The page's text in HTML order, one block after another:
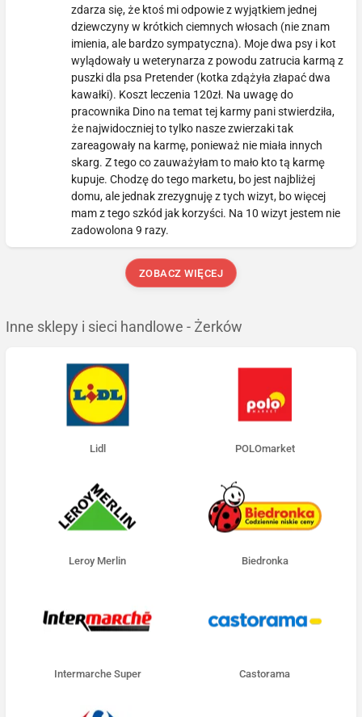
zdarza się, że ktoś mi odpowie z wyjątkiem jednej
dziewczyny w krótkich ciemnych włosach (nie znam
imienia, ale bardzo sympatyczna). Moje dwa psy i kot
wylądowały u weterynarza z powodu zatrucia karmą z
puszki dla psa Pretender (kotka zdążyła złapać dwa
kawałki). Koszt leczenia 120zł. Na uwagę do
pracownika Dino na temat tej karmy pani stwierdziła,
że najwidoczniej to tylko nasze zwierzaki tak
zareagowały na karmę, ponieważ nie miała innych
skarg. Z tego co zauważyłam to mało kto tą karmę
kupuje. Chodzę do tego marketu, bo jest najbliżej
domu, ale jednak zrezygnuję z tych wizyt, bo więcej
mam z tego szkód jak korzyści. Na 10 wizyt jestem nie
zadowolona 9 razy.
ZOBACZ WIĘCEJ
Inne sklepy i sieci handlowe - Żerków
Lidl POLOmarket
Leroy Merlin Biedronka
Intermarche Super Castorama